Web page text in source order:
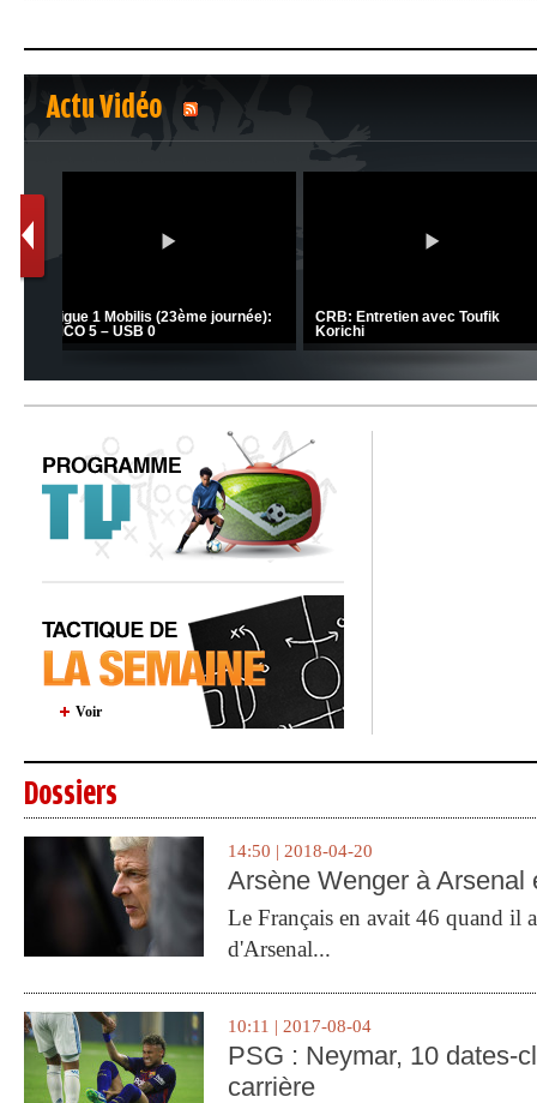
Actu Vidéo
1 2
CRB: Entretien avec Toufik
Korichi
Ligue 1 Mobilis (23ème journée):
MCO 5 – USB 0
Voir
Dossiers
14:50 | 2018-04-20
Arsène Wenger à Arsenal
Le Français en avait 46 quand il
d'Arsenal...
10:11 | 2017-08-04
PSG : Neymar, 10 dates-
carrière